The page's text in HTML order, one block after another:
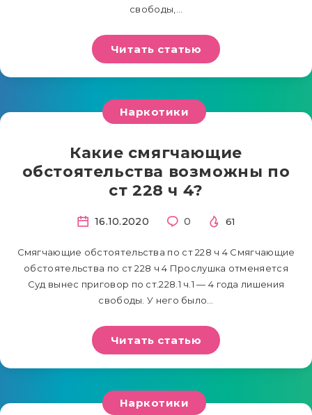
свободы,…
Читать статью
Наркотики
Какие смягчающие
обстоятельства возможны по
ст 228 ч 4?
16.10.2020 0 61
Смягчающие обстоятельства по ст 228 ч 4 Смягчающие
обстоятельства по ст 228 ч 4 Прослушка отменяется
Суд вынес приговор по ст.228.1 ч.1 — 4 года лишения
свободы. У него было…
Читать статью
Наркотики